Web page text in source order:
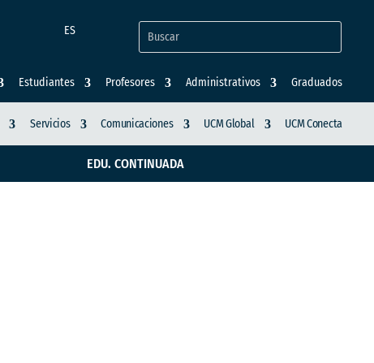
ES
Estudiantes Profesores Administrativos Graduados
Servicios Comunicaciones UCM Global UCM Conecta
EDU. CONTINUADA